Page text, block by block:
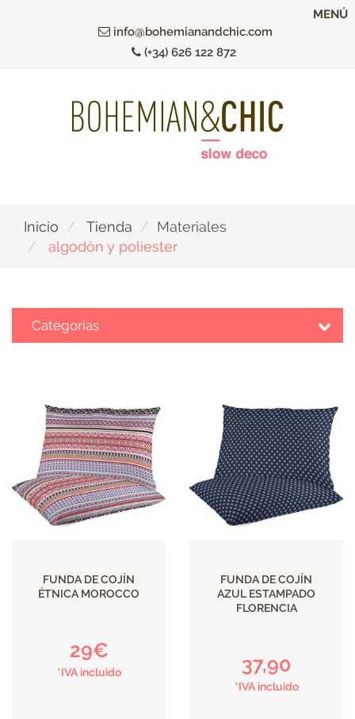
info@bohemianandchic.com
(+34) 626 122 872
MENÚ
Inicio Tienda
Materiales
algodón y poliester
Categorías
TEXTIL
DECOBODAS
MUEBLE
FUNDA DE COJÍN
ÉTNICA MOROCCO
29€
*IVA incluido
FUNDA DE COJÍN
AZUL ESTAMPADO
FLORENCIA
37,90
*IVA incluido